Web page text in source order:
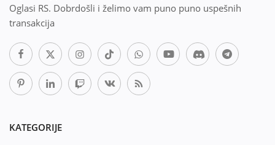
Oglasi RS. Dobrdošli i želimo vam puno puno uspešnih
transakcija
KATEGORIJE